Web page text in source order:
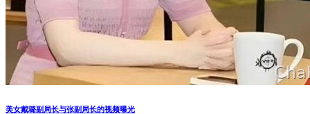
美女戴璐副局长与张副局长的视频曝光